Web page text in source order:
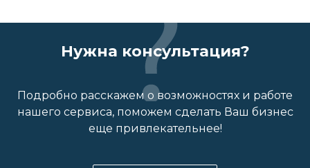
Нужна консультация?
Подробно расскажем о возможностях и работе
нашего сервиса, поможем сделать Ваш бизнес
еще привлекательнее!